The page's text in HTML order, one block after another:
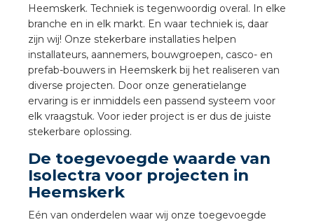
Heemskerk. Techniek is tegenwoordig overal. In elke
branche en in elk markt. En waar techniek is, daar
zijn wij! Onze stekerbare installaties helpen
installateurs, aannemers, bouwgroepen, casco- en
prefab-bouwers in Heemskerk bij het realiseren van
diverse projecten. Door onze generatielange
ervaring is er inmiddels een passend systeem voor
elk vraagstuk. Voor ieder project is er dus de juiste
stekerbare oplossing.
De toegevoegde waarde van
Isolectra voor projecten in
Heemskerk
Eén van onderdelen waar wij onze toegevoegde
installeren
installeren
installeren
installeren in beton